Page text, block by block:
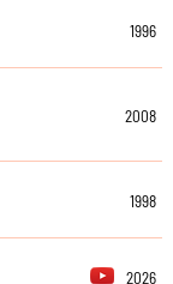
1996
2008
1998
2026